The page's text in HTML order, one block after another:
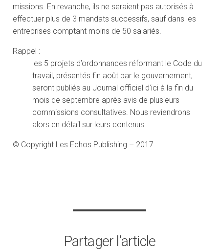
missions. En revanche, ils ne seraient pas autorisés à
effectuer plus de 3 mandats successifs, sauf dans les
entreprises comptant moins de 50 salariés.
Rappel :
les 5 projets d’ordonnances réformant le Code du
travail, présentés fin août par le gouvernement,
seront publiés au Journal officiel d’ici à la fin du
mois de septembre après avis de plusieurs
commissions consultatives. Nous reviendrons
alors en détail sur leurs contenus.
© Copyright Les Echos Publishing – 2017
Partager l'article